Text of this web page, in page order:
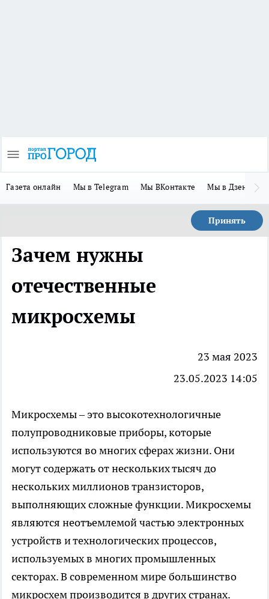
Газета онлайн Мы в Telegram Мы ВКонтакте Мы в Дзене
Принять
Зачем нужны
отечественные
микросхемы
23 мая 2023
23.05.2023 14:05
Микросхемы – это высокотехнологичные
полупроводниковые приборы, которые
используются во многих сферах жизни. Они
могут содержать от нескольких тысяч до
нескольких миллионов транзисторов,
выполняющих сложные функции. Микросхемы
являются неотъемлемой частью электронных
устройств и технологических процессов,
используемых в многих промышленных
секторах. В современном мире большинство
микросхем производится в других странах.